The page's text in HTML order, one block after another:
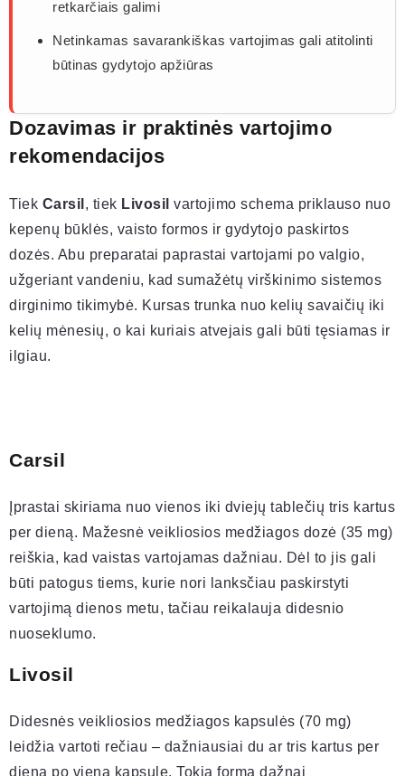
retkarčiais galimi
Netinkamas savarankiškas vartojimas gali atitolinti
būtinas gydytojo apžiūras
Dozavimas ir praktinės vartojimo
rekomendacijos
Tiek Carsil , tiek Livosil vartojimo schema priklauso nuo
kepenų būklės, vaisto formos ir gydytojo paskirtos
dozės. Abu preparatai paprastai vartojami po valgio,
užgeriant vandeniu, kad sumažėtų virškinimo sistemos
dirginimo tikimybė. Kursas trunka nuo kelių savaičių iki
kelių mėnesių, o kai kuriais atvejais gali būti tęsiamas ir
ilgiau.
Carsil
Įprastai skiriama nuo vienos iki dviejų tablečių tris kartus
per dieną. Mažesnė veikliosios medžiagos dozė (35 mg)
reiškia, kad vaistas vartojamas dažniau. Dėl to jis gali
būti patogus tiems, kurie nori lanksčiau paskirstyti
vartojimą dienos metu, tačiau reikalauja didesnio
nuoseklumo.
Livosil
Didesnės veikliosios medžiagos kapsulės (70 mg)
leidžia vartoti rečiau – dažniausiai du ar tris kartus per
dieną po vieną kapsulę. Tokia forma dažnai